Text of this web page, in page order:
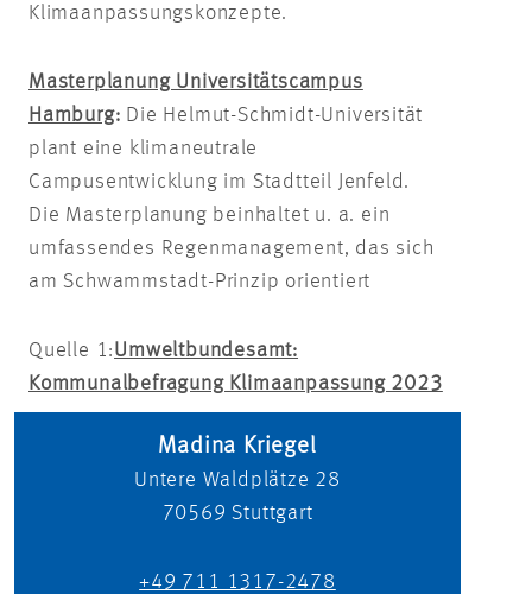
Klimaanpassungskonzepte.
Masterplanung Universitätscampus
Hamburg: Die Helmut-Schmidt-Universität
plant eine klimaneutrale
Campusentwicklung im Stadtteil Jenfeld.
Die Masterplanung beinhaltet u. a. ein
umfassendes Regenmanagement, das sich
am Schwammstadt-Prinzip orientiert
Quelle 1:Umweltbundesamt:
Kommunalbefragung Klimaanpassung 2023
Madina Kriegel
Untere Waldplätze 28
70569 Stuttgart
+49 711 1317-2478